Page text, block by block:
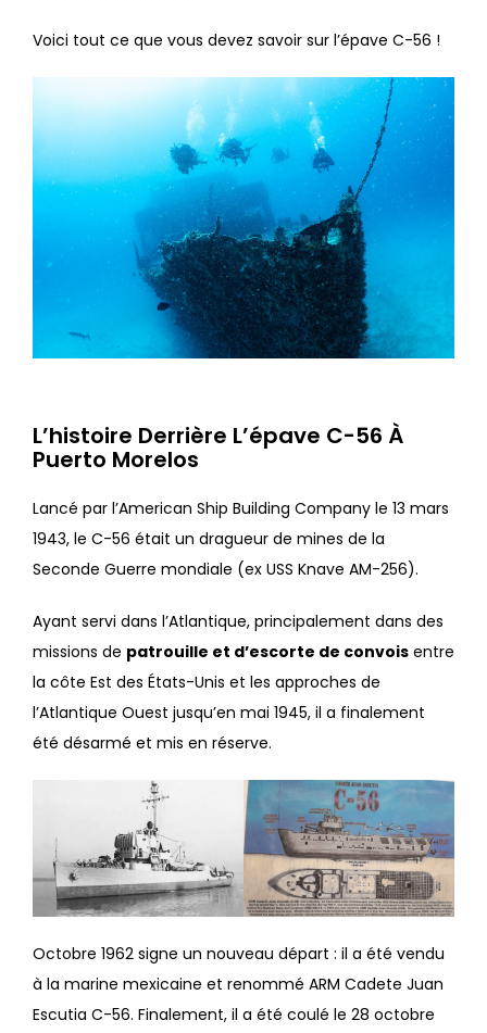
Voici tout ce que vous devez savoir sur l’épave C-56 !
L’histoire Derrière L’épave C-56 À
Puerto Morelos
Lancé par l’American Ship Building Company le 13 mars
1943, le C-56 était un dragueur de mines de la
Seconde Guerre mondiale (ex USS Knave AM-256).
Ayant servi dans l’Atlantique, principalement dans des
missions de patrouille et d’escorte de convois entre
la côte Est des États-Unis et les approches de
l’Atlantique Ouest jusqu’en mai 1945, il a finalement
été désarmé et mis en réserve.
Octobre 1962 signe un nouveau départ : il a été vendu
à la marine mexicaine et renommé ARM Cadete Juan
Escutia C-56. Finalement, il a été coulé le 28 octobre